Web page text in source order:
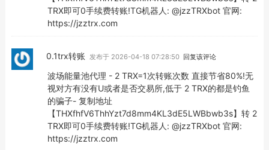
TRX即可0手续费转账!TG机器人: @jzzTRXbot 官网:
https://jzztrx.com
0.1trx转账 发布于 2026-04-18 07:28:50 回复该评论
波场能量池代理 - 2 TRX=1次转账次数 直接节省80%!无
视对方有没有U或者是否交易所,低于 2 TRX的都是钓鱼
的骗子- 复制地址
【THXfhfV6ThhYzt7d8mm4KL3dE5LWBbwb3s】转 2
TRX即可0手续费转账!TG机器人: @jzzTRXbot 官网:
https://jzztrx.com